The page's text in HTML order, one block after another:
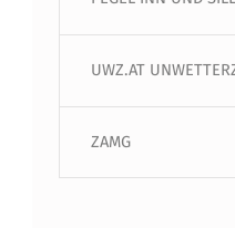
UWZ.AT
ZAMG